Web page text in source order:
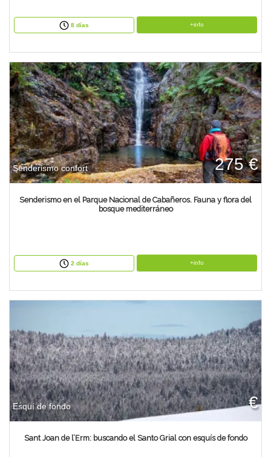
8 días +info
Senderismo confort 275 €
Senderismo en el Parque Nacional de Cabañeros. Fauna y flora del
bosque mediterráneo
2 días +info
Esquí de fondo €
Sant Joan de l’Erm: buscando el Santo Grial con esquís de fondo